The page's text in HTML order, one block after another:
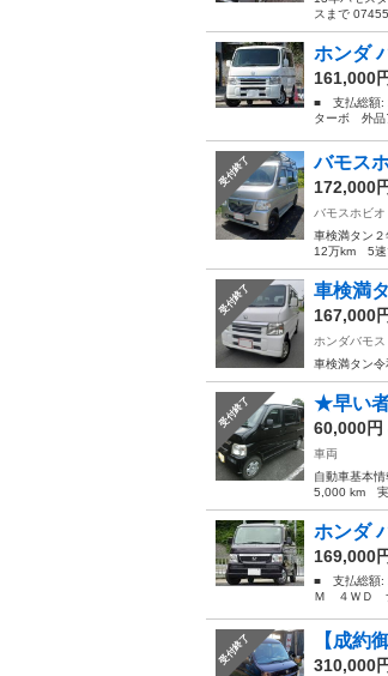
スまで
ホンダ
161,000
■ 支払総額:
ターボ 外
受付終了 バモス
172,000
バモスホビオ
車検満タン
12万km 5速
受付終了 車検満
167,000
ホンダバモス
車検満タン
受付終了 ★早い
60,000円
車両
自動車基本
5,000 km 実
ホンダ
169,000
■ 支払総額:
Ｍ ４ＷＤ
受付終了 【成約
310,000